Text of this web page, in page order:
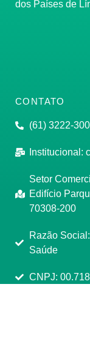
dos Países de
CONTATO
(61) 3222-
Institucional:
Setor
Edifício
70308-200
Razão
Saúde
CNPJ: